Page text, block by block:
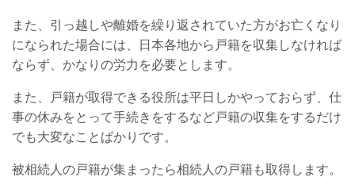
また、引っ越しや離婚を繰り返されていた方がお亡くなり
になられた場合には、日本各地から戸籍を収集しなければ
ならず、かなりの労力を必要とします。
また、戸籍が取得できる役所は平日しかやっておらず、仕
事の休みをとって手続きをするなど戸籍の収集をするだけ
でも大変なことばかりです。
被相続人の戸籍が集まったら相続人の戸籍も取得します。